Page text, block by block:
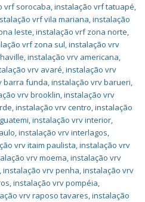
vrf sorocaba,instalação vrf tatuapé,
vrf vila mariana,instalação
leste,instalação vrf zona norte,
vrf zona sul,instalação vrv
,instalação vrv americana,
vrv avaré,instalação vrv
barra funda,instalação vrv barueri,
vrv brooklin,instalação vrv
,instalação vrv centro,instalação
,instalação vrv interior,
,instalação vrv interlagos,
vrv itaim paulista,instalação vrv
vrv moema,instalação vrv
,instalação vrv penha,instalação vrv
,instalação vrv pompéia,
vrv raposo tavares,instalação